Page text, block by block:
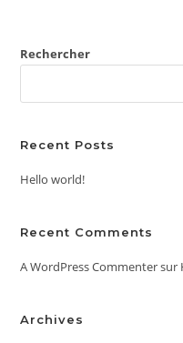
Rechercher
Recent Posts
Hello world!
Recent Comments
A WordPress Commentersur
Archives